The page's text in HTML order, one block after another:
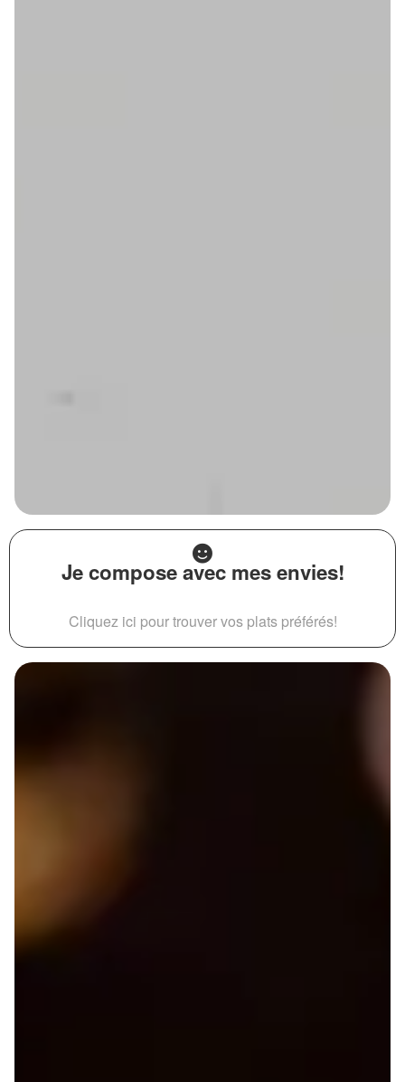
Je compose avec mes envies!
Cliquez ici pour trouver vos plats préférés!